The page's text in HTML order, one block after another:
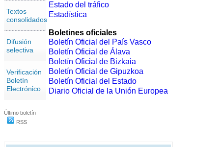
Textos
consolidados
Difusión
selectiva
Verificación
Boletín
Electrónico
Último boletín
RSS
Estado del tráfico
Estadística
Boletines oficiales
Boletín Oficial del País Vasco
Boletín Oficial de Álava
Boletín Oficial de Bizkaia
Boletín Oficial de Gipuzkoa
Boletín Oficial del Estado
Diario Oficial de la Unión Europea